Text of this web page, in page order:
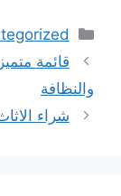
التصنيفات
قائمة
والنظافة
شراء